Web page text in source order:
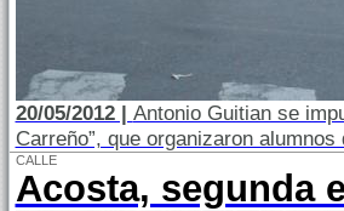
20/05/2012 | Antonio Guitian se
Carreño”, que organizaron
CALLE
Acosta, segunda